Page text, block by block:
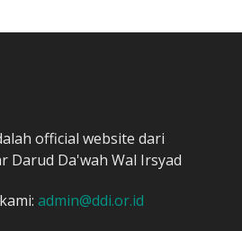
official website dari
Darud Da'wah Wal Irsyad
admin@ddi.or.id